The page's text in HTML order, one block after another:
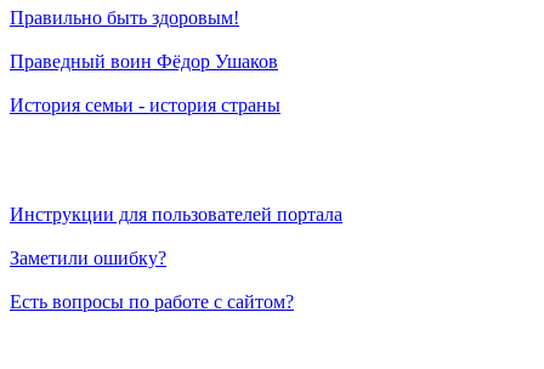
Правильно быть здоровым!
Праведный воин Фёдор Ушаков
История семьи - история страны
Инструкции для пользователей портала
Заметили ошибку?
Есть вопросы по работе с сайтом?